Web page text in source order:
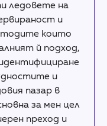
ледовете на
и
които
й подход,
и
пазар в
за мен цел
преход и